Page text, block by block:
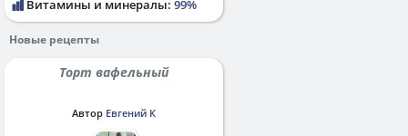
Витамины и минералы: 99%
Новые рецепты
Торт вафельный
Автор Евгений К